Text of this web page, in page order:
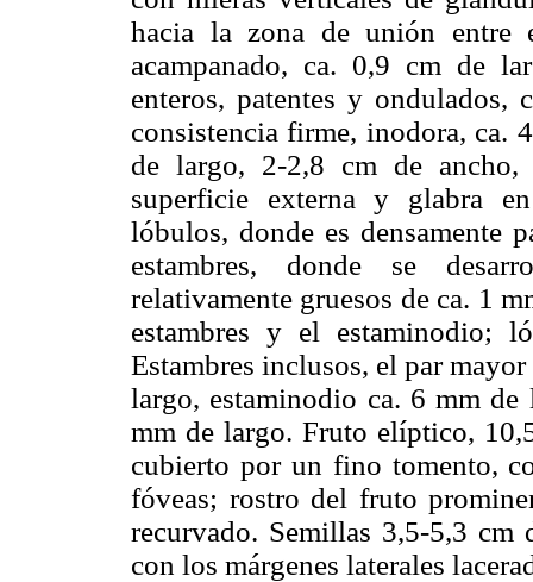
hacia la zona de unión entre
acampanado, ca. 0,9 cm de
enteros, patentes y
consistencia firme, inodora, ca.
de largo, 2-2,8 cm de
superficie externa y glabra
lóbulos, donde es densamente
estambres, donde se
relativamente gruesos de ca. 1
estambres y el estaminodio;
Estambres inclusos, el par
largo, estaminodio ca. 6 mm de
mm de largo. Fruto elíptico,
cubierto por un fino tomento,
fóveas; rostro del fruto
recurvado. Semillas 3,5-5,3 cm
con los márgenes laterales